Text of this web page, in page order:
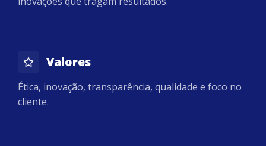
Valores
Ética, inovação, transparência, qualidade e foco no
cliente.